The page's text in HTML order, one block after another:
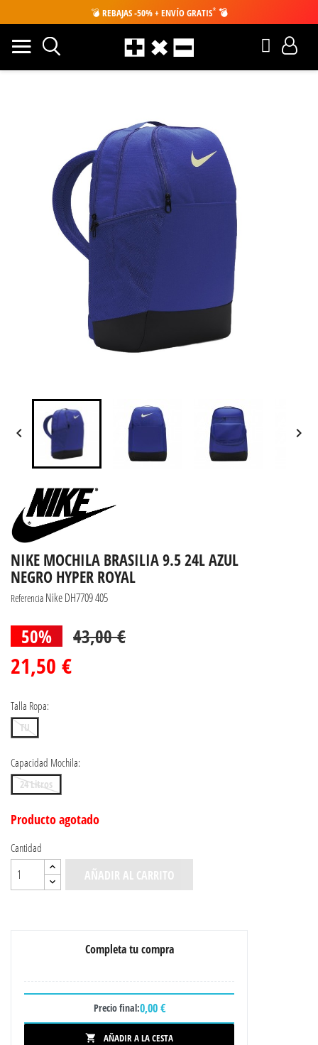
💣 REBAJAS -50% + ENVÍO GRATIS* 💣
 
NIKE MOCHILA BRASILIA 9.5 24L AZUL
NEGRO HYPER ROYAL
Referencia Nike DH7709 405
50% 43,00 €
21,50 €
Talla Ropa:
TU
Capacidad Mochila:
24 Litros
Producto agotado
Cantidad
AÑADIR AL CARRITO
Completa tu compra
Precio final:0,00 €
 AÑADIR A LA CESTA